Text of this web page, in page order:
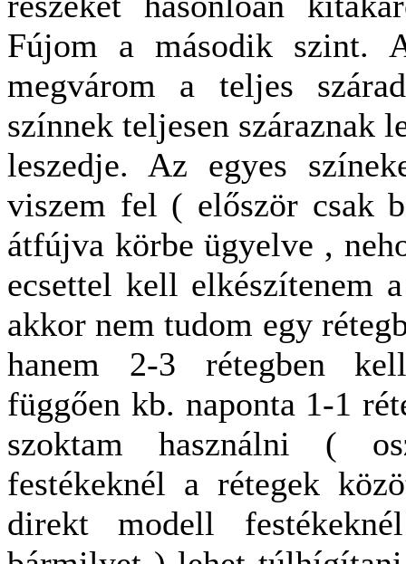
Fújom a második szint.
megvárom a teljes
színnek teljesen száraznak
leszedje. Az egyes
viszem fel ( először csak
átfújva körbe ügyelve ,
ecsettel kell elkészítenem
akkor nem tudom egy
hanem 2-3 rétegben
függően kb. naponta 1-1
szoktam használni (
festékeknél a rétegek
direkt modell